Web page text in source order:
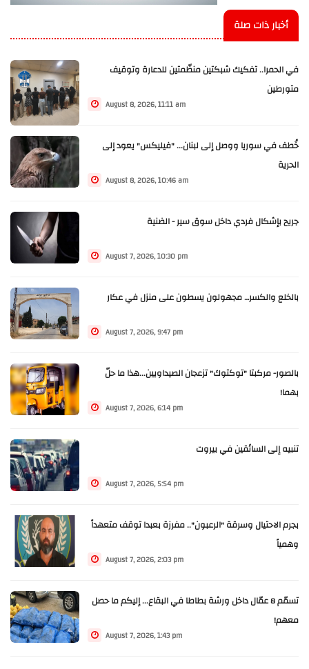
أخبار ذات صلة
في الحمرا.. تفكيك شبكتين منظّمتين للدعارة وتوقيف
متورطين
August 8, 2026, 11:11 am
خُطف في سوريا ووصل إلى لبنان... "فيليكس" يعود إلى
الحرية
August 8, 2026, 10:46 am
جريح بإشكال فردي داخل سوق سير - الضنية
August 7, 2026, 10:30 pm
بالخلع والكسر… مجهولون يسطون على منزل في عكار
August 7, 2026, 9:47 pm
بالصور- مركبتا "توكتوك" تزعجان الصيداويين...هذا ما حلّ
بهما!
August 7, 2026, 6:14 pm
تنبيه إلى السائقين في بيروت
August 7, 2026, 5:54 pm
بجرم الاحتيال وسرقة "الرعبون".. مفرزة بعبدا توقف متعهداً
وهمياً
August 7, 2026, 2:03 pm
تسمّم 8 عمّال داخل ورشة بطاطا في البقاع... إليكم ما حصل
معهم!
August 7, 2026, 1:43 pm